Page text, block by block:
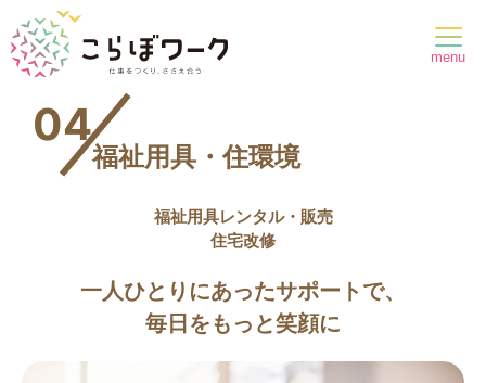
menu
福祉用具・住環境
福祉用具レンタル・販売
住宅改修
一人ひとりにあったサポートで、
毎日をもっと笑顔に